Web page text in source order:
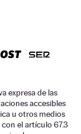
expresa de las
accesibles
u otros medios
el artículo 67.3